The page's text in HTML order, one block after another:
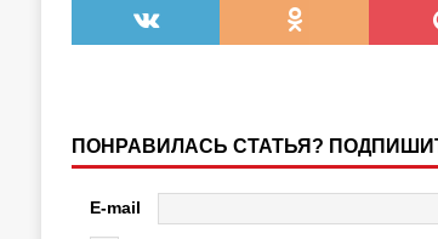
ПОНРАВИЛАСЬ СТАТЬЯ?
E-mail